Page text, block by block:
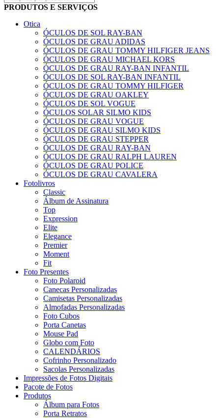
PRODUTOS E SERVIÇOS
Otica
ÓCULOS DE SOL RAY-BAN
ÓCULOS DE GRAU ADIDAS
ÓCULOS DE GRAU TOMMY HILFIGER JEANS
ÓCULOS DE GRAU MICHAEL KORS
ÓCULOS DE GRAU RAY-BAN INFANTIL
ÓCULOS DE SOL RAY-BAN INFANTIL
ÓCULOS DE GRAU TOMMY HILFIGER
ÓCULOS DE GRAU OAKLEY
ÓCULOS DE SOL VOGUE
ÓCULOS SOLAR SILMO KIDS
ÓCULOS DE GRAU VOGUE
ÓCULOS DE GRAU SILMO KIDS
ÓCULOS DE GRAU STEPPER
ÓCULOS DE GRAU RAY-BAN
ÓCULOS DE GRAU RALPH LAUREN
ÓCULOS DE GRAU POLICE
ÓCULOS DE GRAU CAVALERA
Fotolivros
Classic
Álbum de Assinatura
Top
Expression
Elite
Elegance
Premier
Moment
Fit
Foto Presentes
Foto Polaroid
Canecas Personalizadas
Camisetas Personalizadas
Almofadas Personalizadas
Foto Cubos
Porta Canetas
Mouse Pad
Globo com Foto
CALENDÁRIOS
Cofrinho Personalizado
Sacolas Personalizadas
Impressões de Fotos Digitais
Pacote de Fotos
Produtos
Álbum para Fotos
Porta Retratos